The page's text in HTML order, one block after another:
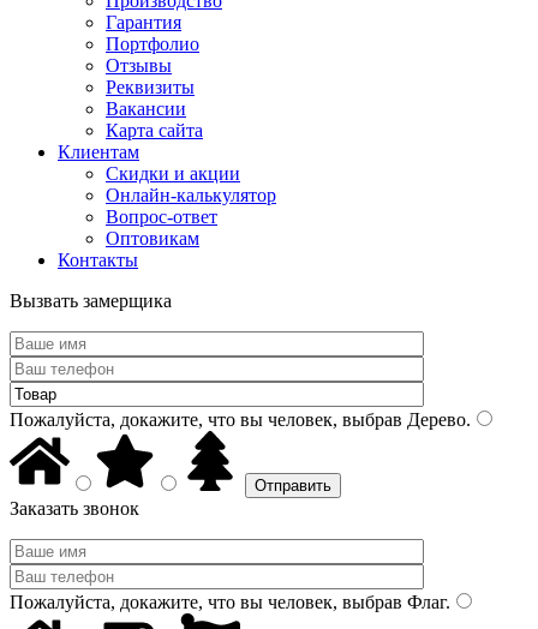
Гарантия
Портфолио
Отзывы
Реквизиты
Вакансии
Карта сайта
Клиентам
Скидки и акции
Онлайн-калькулятор
Вопрос-ответ
Оптовикам
Контакты
Вызвать замерщика
Пожалуйста, докажите, что вы человек, выбрав Дерево.
Заказать звонок
Пожалуйста, докажите, что вы человек, выбрав Флаг.